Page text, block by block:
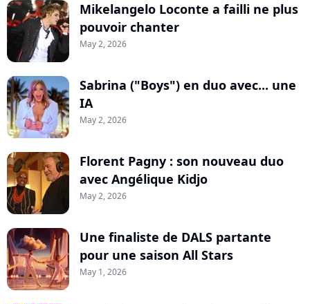
Mikelangelo Loconte a failli ne plus
pouvoir chanter
May 2, 2026
Sabrina ("Boys") en duo avec... une
IA
May 2, 2026
Florent Pagny : son nouveau duo
avec Angélique Kidjo
May 2, 2026
Une finaliste de DALS partante
pour une saison All Stars
May 1, 2026